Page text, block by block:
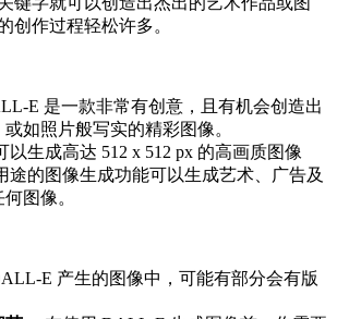
创作过程轻松许多。
E 是一款非常有创意，且有机会创造出
如照片般写实的精彩图像。
以生成高达 512 x 512 px 的高画质图像
途的图像生成功能可以生成艺术、广告及
图像。
E 产生的图像中，可能有部分会有版